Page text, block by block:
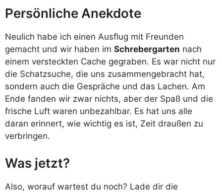
Persönliche Anekdote
Neulich habe ich einen Ausflug mit Freunden
gemacht und wir haben im Schrebergarten nach
einem versteckten Cache gegraben. Es war nicht nur
die Schatzsuche, die uns zusammengebracht hat,
sondern auch die Gespräche und das Lachen. Am
Ende fanden wir zwar nichts, aber der Spaß und die
frische Luft waren unbezahlbar. Es hat uns alle
daran erinnert, wie wichtig es ist, Zeit draußen zu
verbringen.
Was jetzt?
Also, worauf wartest du noch? Lade dir die